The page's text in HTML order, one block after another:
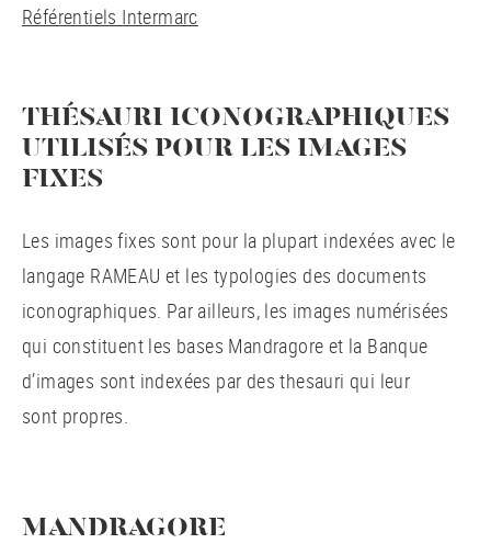
Référentiels Intermarc
THÉSAURI ICONOGRAPHIQUES
UTILISÉS POUR LES IMAGES
FIXES
Les images fixes sont pour la plupart indexées avec le
langage RAMEAU et les typologies des documents
iconographiques. Par ailleurs, les images numérisées
qui constituent les bases Mandragore et la Banque
d’images sont indexées par des thesauri qui leur
sont propres.
MANDRAGORE